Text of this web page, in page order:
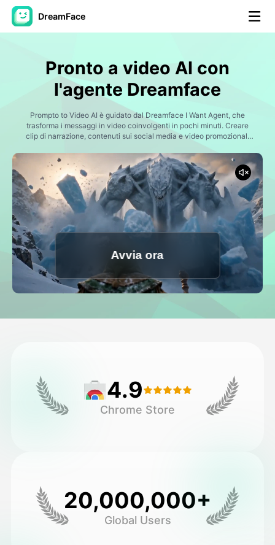
DreamFace
Video di Avatar
Video di AI
Foto ▼
Altri strumenti ▼
Vedi tutti gli strumenti
Modelli
Video di Avatar
▼
Altri strumenti
Pronto a video AI con
l'agente Dreamface
Prompto to Video AI è guidato dal Dreamface I Want Agent, che
trasforma i messaggi in video coinvolgenti in pochi minuti. Creare
clip di narrazione, contenuti sui social media e video promozionali
Avvia ora
4.9
Chrome Store
20,000,000+
Global Users